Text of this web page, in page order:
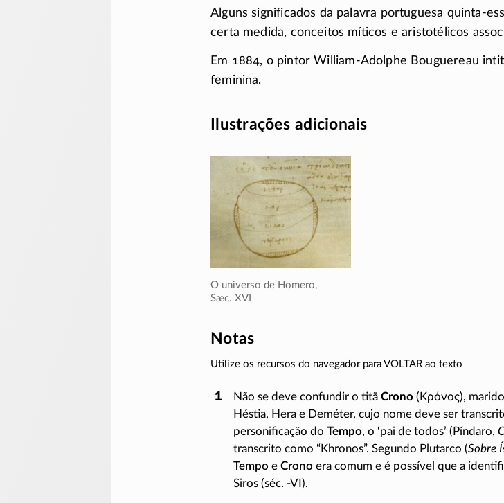
Alguns significados da palavra portuguesa quinta-
certa medida, conceitos míticos e aristotélicos
Em 1884, o pintor William-Adolphe Bouguereau
feminina.
Ilustrações adicionais
O universo de Homero,
Sæc. XVI
Notas
Utilize os recursos do navegador para VOLTAR ao texto
Não se deve confundir o titã Crono( Κρόνος),
Héstia, Hera e Deméter, cujo nome deve ser
personificação do Tempo, o ‘pai de todos’ (Píndaro,
transcrito como “Khronos”. Segundo Plutarco (Sobre
Tempo e Crono era comum e é possível que a
Siros (séc. -VI).